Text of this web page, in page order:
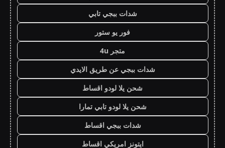
شدات ببجي تابي
فور يو ستور
متجر 4u
شدات ببجي عن طريق الايدي
شحن يلا لودو اقساط
شحن يلا لودو تابي تمارا
شدات ببجي اقساط
ايتونز امريكي اقساط